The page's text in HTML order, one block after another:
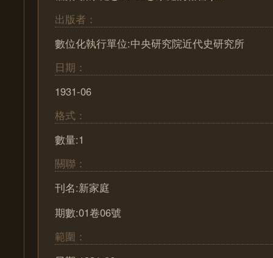
出版者：
數位化執行單位:中央研究院近代史研究所
日期：
1931-06
格式：
數量:1
關聯：
刊名:新家庭
期數:01卷06號
範圍：